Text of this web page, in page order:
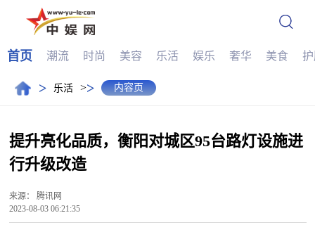
首页 潮流 时尚 美容 乐活 娱乐 奢华 美食
> 乐活 >> 内容页
提升亮化品质，衡阳对城区95台路灯设施进
行升级改造
来源： 腾讯网
2023-08-03 06:21:35